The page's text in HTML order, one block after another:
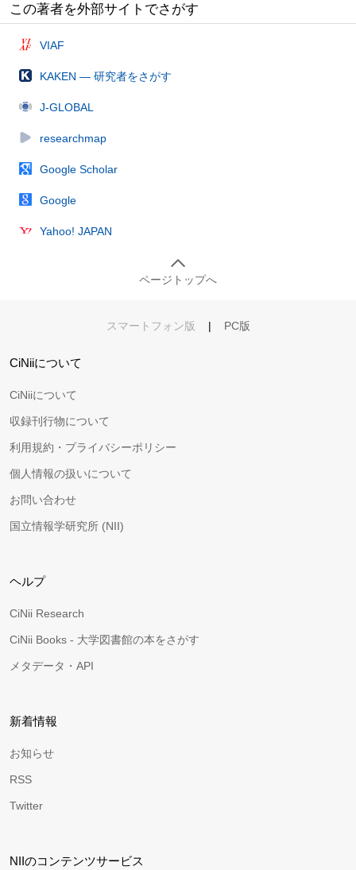
この著者を外部サイトでさがす
VIAF
KAKEN — 研究者をさがす
J-GLOBAL
researchmap
Google Scholar
Google
Yahoo! JAPAN
ページトップへ
スマートフォン版 | PC版
CiNiiについて
CiNiiについて
収録刊行物について
利用規約・プライバシーポリシー
個人情報の扱いについて
お問い合わせ
国立情報学研究所 (NII)
ヘルプ
CiNii Research
CiNii Books - 大学図書館の本をさがす
メタデータ・API
新着情報
お知らせ
RSS
Twitter
NIIのコンテンツサービス